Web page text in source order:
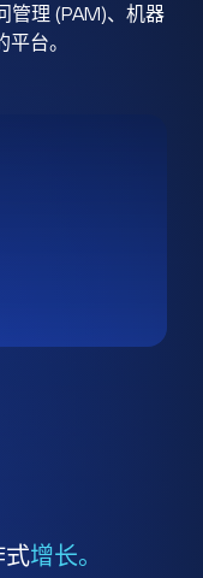
管理 (PAM)、机器
台。
式增长。